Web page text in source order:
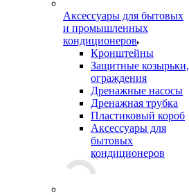
Аксессуары для бытовых
и промышленных
кондиционеров
Кронштейны
Защитные козырьки,
ограждения
Дренажные насосы
Дренажная трубка
Пластиковый короб
Аксессуары для
бытовых
кондиционеров